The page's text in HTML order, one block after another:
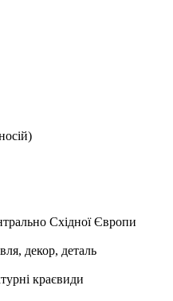
Східної Європи
декор, деталь
краєвиди